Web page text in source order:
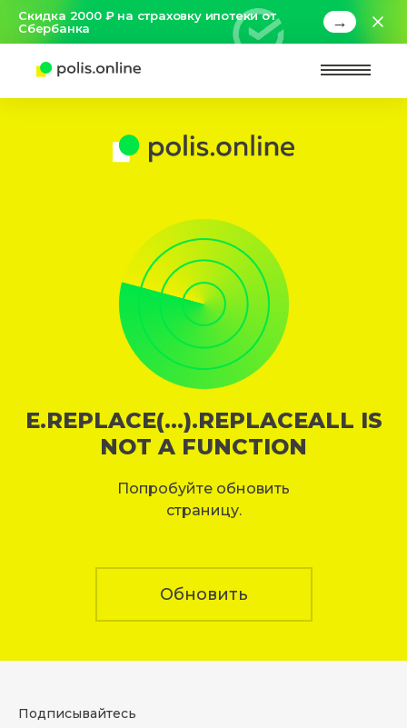
Скидка 2000 ₽ на страховку ипотеки от
Сбербанка
→
E.REPLACE(...).REPLACEALL IS
NOT A FUNCTION
Попробуйте обновить
страницу.
Обновить
Подписывайтесь